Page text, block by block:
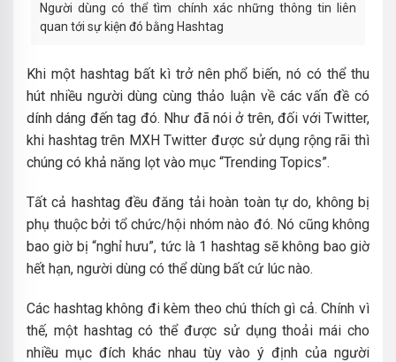
Người dùng có thể tìm chính xác những thông tin liên
quan tới sự kiện đó bằng Hashtag
Khi một hashtag bất kì trở nên phổ biến, nó có thể thu
hút nhiều người dùng cùng thảo luận về các vấn đề có
dính dáng đến tag đó. Như đã nói ở trên, đối với Twitter,
khi hashtag trên MXH Twitter được sử dụng rộng rãi thì
chúng có khả năng lọt vào mục “Trending Topics”.
Tất cả hashtag đều đăng tải hoàn toàn tự do, không bị
phụ thuộc bởi tổ chức/hội nhóm nào đó. Nó cũng không
bao giờ bị “nghỉ hưu”, tức là 1 hashtag sẽ không bao giờ
hết hạn, người dùng có thể dùng bất cứ lúc nào.
Các hashtag không đi kèm theo chú thích gì cả. Chính vì
thế, một hashtag có thể được sử dụng thoải mái cho
nhiều mục đích khác nhau tùy vào ý định của người